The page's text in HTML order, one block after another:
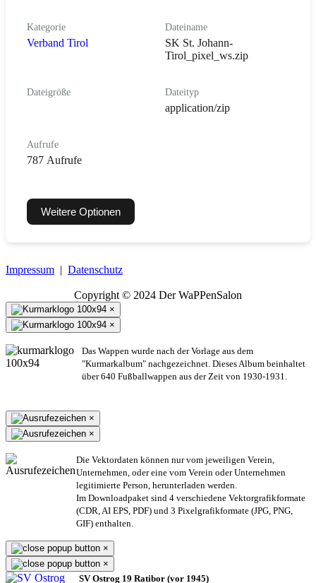
Kategorie
Verband Tirol
Dateiname
SK St. Johann-
Tirol_pixel_ws.zip
Dateigröße Dateityp
application/zip
Aufrufe
787 Aufrufe
Weitere Optionen
Impressum | Datenschutz
Copyright © 2024 Der WaPPenSalon
×
×
Das Wappen wurde nach der Vorlage aus dem
"Kurmarkalbum" nachgezeichnet. Dieses Album beinhaltet
über 640 Fußballwappen aus der Zeit von 1930-1931.
×
×
Die Vektordaten können nur vom jeweiligen Verein,
Unternehmen, oder eine vom Verein oder Unternehmen
legitimierte Person, herunterladen werden.
Im Downloadpaket sind 4 verschiedene Vektorgrafikformate
(CDR, AI EPS, PDF) und 3 Pixelgrafikformate (JPG, PNG,
GIF) enthalten.
×
×
SV Ostrog 19 Ratibor (vor 1945)